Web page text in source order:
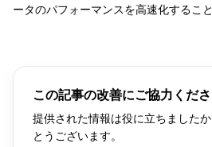
ータのパフォーマンスを高速化するこ
この記事の改善にご協力くださ
提供された情報は役に立ちました
とうございます。